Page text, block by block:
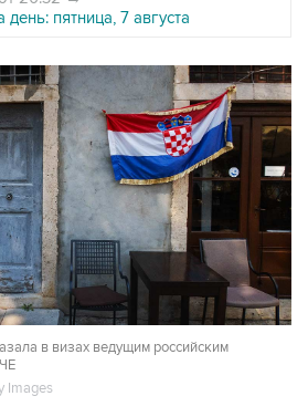
пятница, 7 августа
в визах ведущим российским
Images